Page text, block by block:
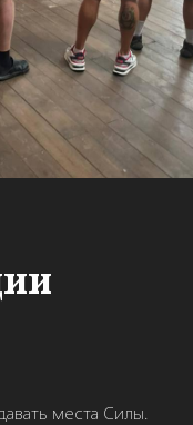
места Силы.